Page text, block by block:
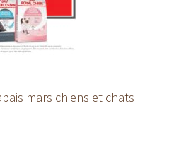
mars chiens et chats